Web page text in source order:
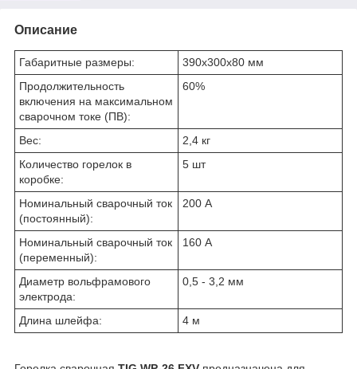
Описание
Габаритные размеры:
390х300х80 мм
Продолжительность
включения на максимальном
сварочном токе (ПВ):
60%
Вес:
2,4 кг
Количество горелок в
коробке:
5 шт
Номинальный сварочный ток
(постоянный):
200 А
Номинальный сварочный ток
(переменный):
160 А
Диаметр вольфрамового
электрода:
0,5 - 3,2 мм
Длина шлейфа: 4 м